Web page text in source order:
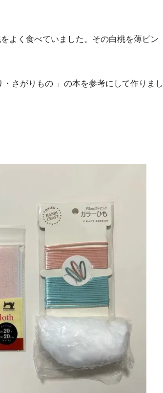
よく食べていました。その白桃を薄ピン
さがりもの 」の本を参考にして作りまし